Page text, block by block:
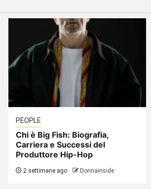
PEOPLE
Chi è Big Fish: Biografia,
Carriera e Successi del
Produttore Hip-Hop
2 settimane ago Donnainside